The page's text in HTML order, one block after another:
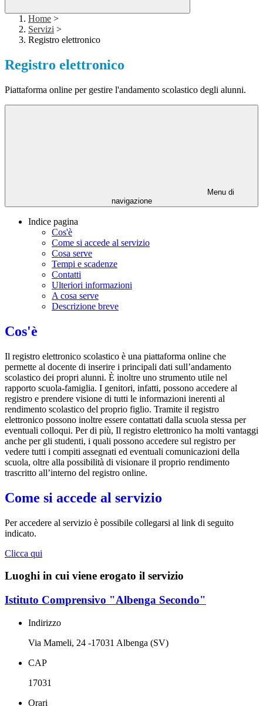
Home >
Servizi >
Registro elettronico
Registro elettronico
Piattaforma online per gestire l'andamento scolastico degli alunni.
Menu di
navigazione
Indice pagina
Cos'è
Come si accede al servizio
Cosa serve
Tempi e scadenze
Contatti
Ulteriori informazioni
A cosa serve
Descrizione breve
Cos'è
Il registro elettronico scolastico è una piattaforma online che
permette al docente di inserire i principali dati sull’andamento
scolastico dei propri alunni. È inoltre uno strumento utile nel
rapporto scuola-famiglia. I genitori, infatti, possono accedere al
registro e prendere visione di tutti le informazioni inerenti al
rendimento scolastico del proprio figlio. Tramite il registro
elettronico possono inoltre essere contattati dalla scuola stessa per
eventuali colloqui. Per di più, Il registro elettronico ha molti vantaggi
anche per gli studenti, i quali possono accedere sul registro per
vedere tutti i compiti assegnati ed eventuali comunicazioni della
scuola, oltre alla possibilità di visionare il proprio rendimento
trascritto all’interno del registro online.
Come si accede al servizio
Per accedere al servizio è possibile collegarsi al link di seguito
indicato.
Clicca qui
Luoghi in cui viene erogato il servizio
Istituto Comprensivo "Albenga Secondo"
Indirizzo
Via Mameli, 24 -17031 Albenga (SV)
CAP
17031
Orari